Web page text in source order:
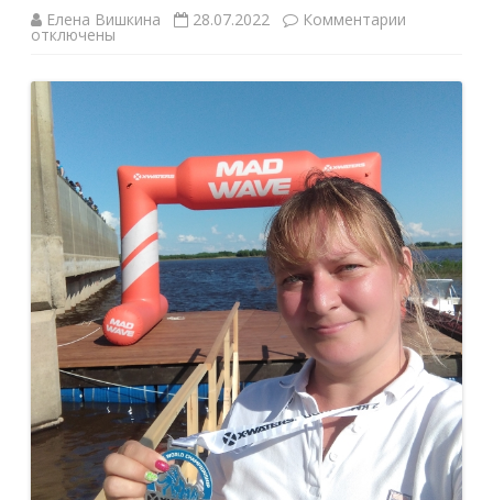
Елена Вишкина 28.07.2022 Комментарии
бронзу.
мощном
Иртыше
отключены